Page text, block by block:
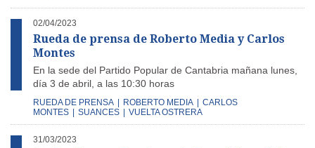
02/04/2023
Rueda de prensa de Roberto Media y Carlos
Montes
En la sede del Partido Popular de Cantabria mañana lunes,
día 3 de abril, a las 10:30 horas
RUEDA DE PRENSA ROBERTO MEDIA
CARLOS
MONTES
SUANCES VUELTA OSTRERA
31/03/2023